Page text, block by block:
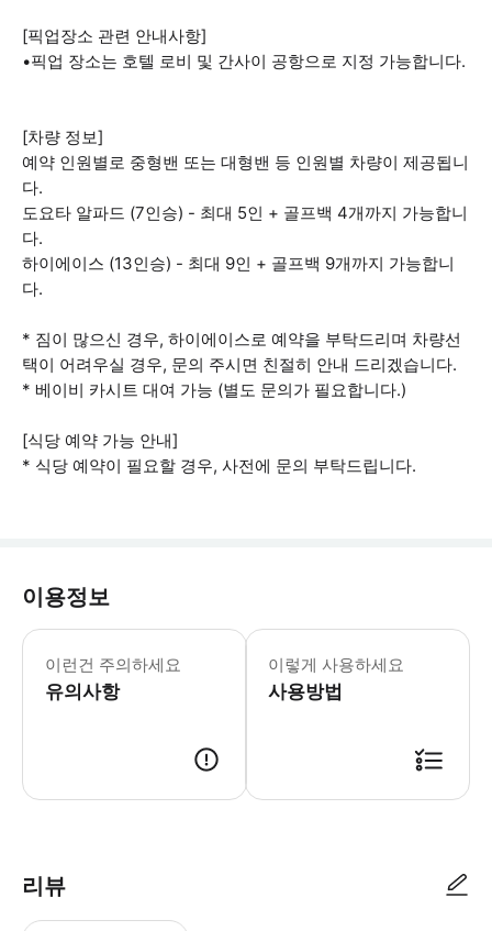
[픽업장소 관련 안내사항]
•픽업 장소는 호텔 로비 및 간사이 공항으로 지정 가능합니다.
[차량 정보]
예약 인원별로 중형밴 또는 대형밴 등 인원별 차량이 제공됩니
다.
도요타 알파드 (7인승) - 최대 5인 + 골프백 4개까지 가능합니
다.
하이에이스 (13인승) - 최대 9인 + 골프백 9개까지 가능합니
다.
* 짐이 많으신 경우, 하이에이스로 예약을 부탁드리며 차량선
택이 어려우실 경우, 문의 주시면 친절히 안내 드리겠습니다.
* 베이비 카시트 대여 가능 (별도 문의가 필요합니다.)
[식당 예약 가능 안내]
* 식당 예약이 필요할 경우, 사전에 문의 부탁드립니다.
이용정보
이런건 주의하세요
유의사항
🤵픽업/드랍 안내 예약 확정 후 기재
이렇게 사용하세요
사용방법
리뷰